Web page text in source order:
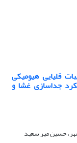
قلیایی هیومیکی
جداسازی غشا و
حسین میر سعید